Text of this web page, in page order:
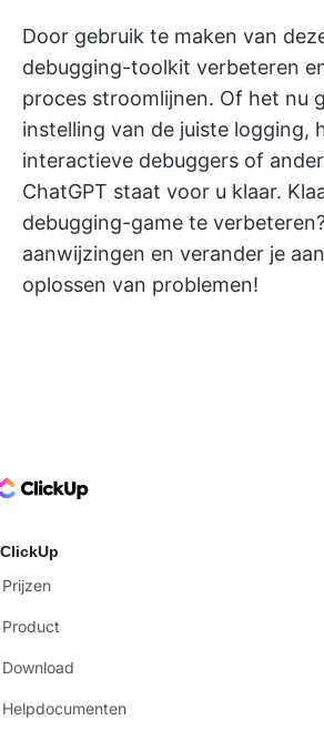
Door gebruik te maken van
debugging-toolkit verbeteren
proces stroomlijnen. Of het nu
instelling van de juiste logging,
interactieve debuggers of
ChatGPT staat voor u klaar.
debugging-game te
aanwijzingen en verander je
oplossen van problemen!
Logo
ClickUp
Prijzen
Product
Download
Helpdocumenten